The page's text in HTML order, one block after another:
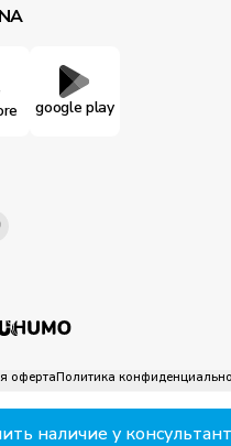
наличие у
google play
офертаПолитика